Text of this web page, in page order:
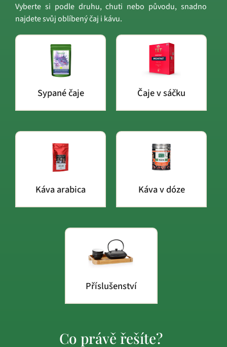
Vyberte si podle druhu, chuti nebo původu, snadno
najdete svůj oblíbený čaj i kávu.
Sypané čaje Čaje v sáčku
Káva arabica Káva v dóze
Příslušenství
Co právě řešíte?